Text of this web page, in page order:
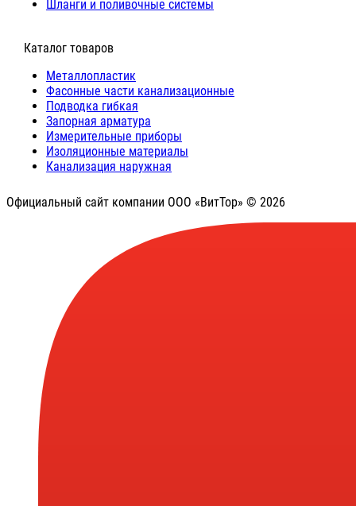
Шланги и поливочные системы
⠀Каталог товаров
Металлопластик
Фасонные части канализационные
Подводка гибкая
Запорная арматура
Измерительные приборы
Изоляционные материалы
Канализация наружная
Официальный сайт компании ООО «ВитТор» © 2026